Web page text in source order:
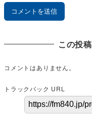
この投
コメントはありません。
トラックバック URL